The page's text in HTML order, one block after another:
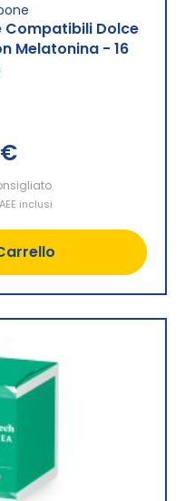
Compatibili Dolce
Melatonina - 16
inclusi